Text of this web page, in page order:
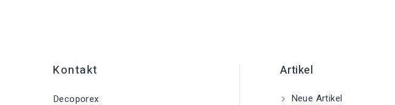
Kontakt
Decoporex
Artikel
Neue Artikel